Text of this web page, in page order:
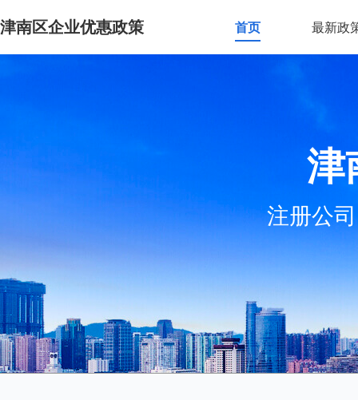
津南区企业优惠政策 首页 最新政
津
注册公